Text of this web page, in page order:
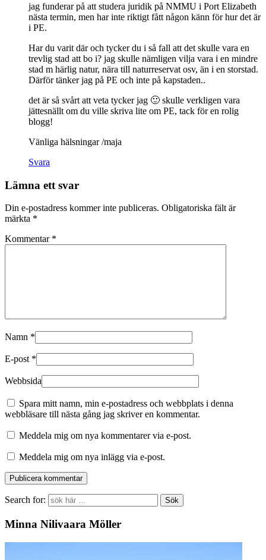
jag funderar på att studera juridik på NMMU i Port Elizabeth
nästa termin, men har inte riktigt fått någon känn för hur det är
i PE.
Har du varit där och tycker du i så fall att det skulle vara en
trevlig stad att bo i? jag skulle nämligen vilja vara i en mindre
stad m härlig natur, nära till naturreservat osv, än i en storstad.
Därför tänker jag på PE och inte på kapstaden..
det är så svårt att veta tycker jag 🙂 skulle verkligen vara
jättesnällt om du ville skriva lite om PE, tack för en rolig
blogg!
Vänliga hälsningar /maja
Svara
Lämna ett svar
Din e-postadress kommer inte publiceras. Obligatoriska fält är
märkta *
Kommentar *
Namn *
E-post *
Webbsida
Spara mitt namn, min e-postadress och webbplats i denna
webbläsare till nästa gång jag skriver en kommentar.
Meddela mig om nya kommentarer via e-post.
Meddela mig om nya inlägg via e-post.
Search for:
Minna Nilivaara Möller